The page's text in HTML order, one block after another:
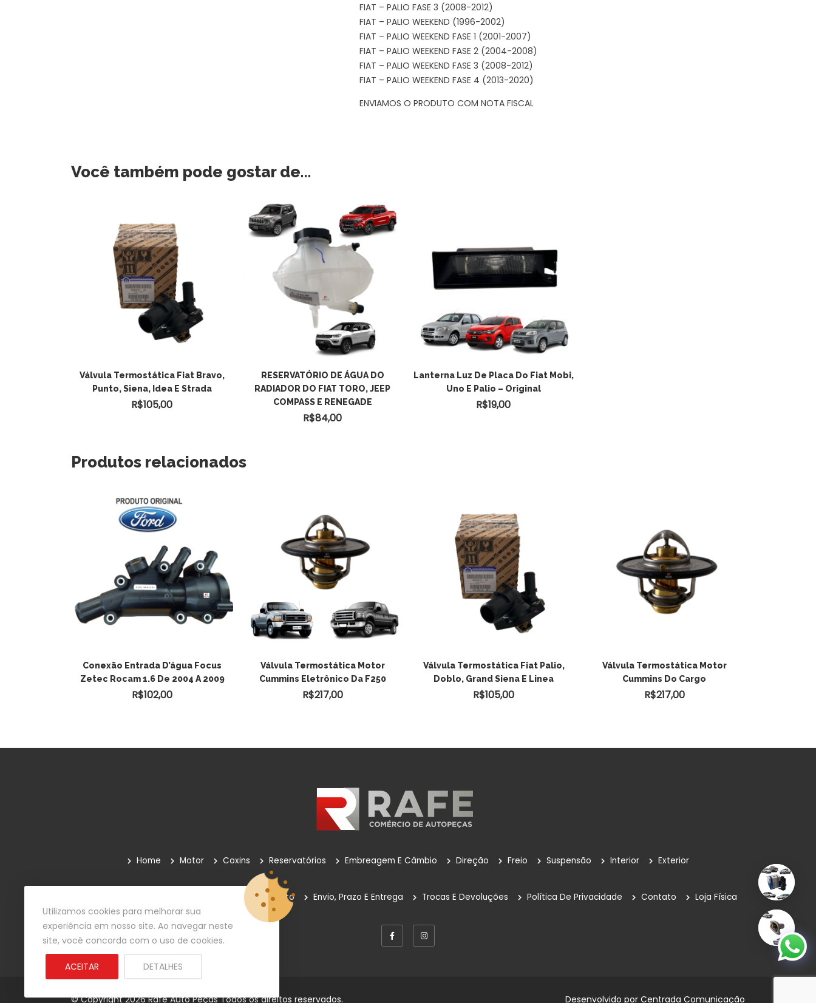
FIAT – PALIO FASE 3 (2008-2012)
FIAT – PALIO WEEKEND (1996-2002)
FIAT – PALIO WEEKEND FASE 1 (2001-2007)
FIAT – PALIO WEEKEND FASE 2 (2004-2008)
FIAT – PALIO WEEKEND FASE 3 (2008-2012)
FIAT – PALIO WEEKEND FASE 4 (2013-2020)
ENVIAMOS O PRODUTO COM NOTA FISCAL
Você também pode gostar de…
Válvula Termostática Fiat Bravo,
Punto, Siena, Idea E Strada
R$105,00
RESERVATÓRIO DE ÁGUA DO
RADIADOR DO FIAT TORO, JEEP
COMPASS E RENEGADE
R$84,00
Lanterna Luz De Placa Do Fiat Mobi,
Uno E Palio – Original
R$19,00
Produtos relacionados
Conexão Entrada D’água Focus
Zetec Rocam 1.6 De 2004 A 2009
R$102,00
Válvula Termostática Motor
Cummins Eletrônico Da F250
R$217,00
Válvula Termostática Fiat Palio,
Doblo, Grand Siena E Linea
R$105,00
Válvula Termostática Motor
Cummins Do Cargo
R$217,00
Home Motor Coxins Reservatórios Embreagem E Câmbio Direção Freio Suspensão Interior Exterior
Pagamento Envio, Prazo E Entrega Trocas E Devoluções Política De Privacidade Contato Loja Física
© Copyright 2026Rafe Auto PeçasTodos os direitos reservados. Desenvolvido por Centrada Comunicação
Utilizamos cookies para melhorar sua
experiência em nosso site. Ao navegar neste
site, você concorda com o uso de cookies.
ACEITAR DETALHES